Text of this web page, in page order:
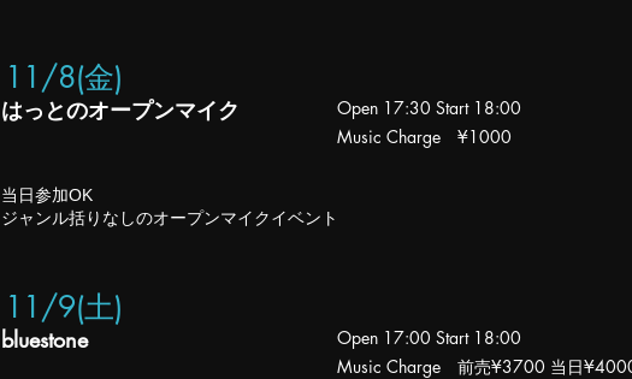
11/8(金)
はっとのオープンマイク Open 17:30 Start 18:00
Music Charge ¥1000
当日参加OK
ジャンル括りなしのオープンマイクイベント​
11/9(土)
bluestone Open 17:00 Start 18:00
Music Charge 前売¥3700 当日